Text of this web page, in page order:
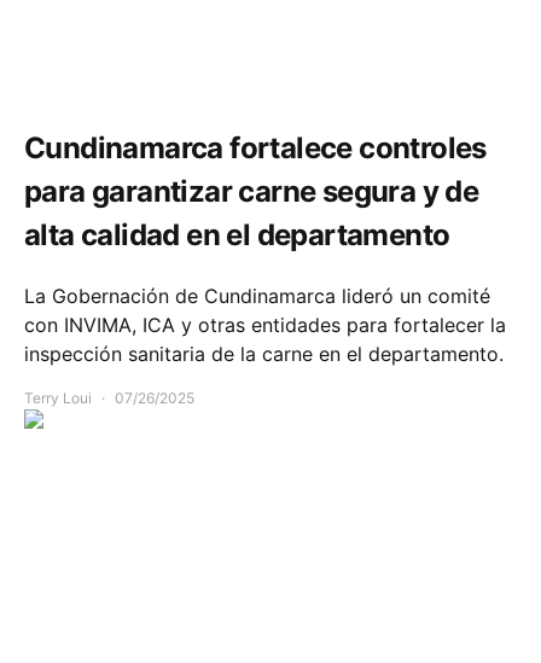
Cundinamarca fortalece controles
para garantizar carne segura y de
alta calidad en el departamento
La Gobernación de Cundinamarca lideró un comité
con INVIMA, ICA y otras entidades para fortalecer la
inspección sanitaria de la carne en el departamento.
Terry Loui 07/26/2025